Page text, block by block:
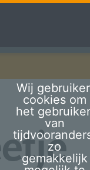
Wij
cookies om
het
van
zo
gemakkelijk